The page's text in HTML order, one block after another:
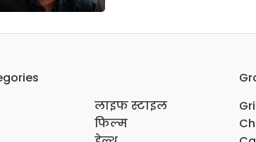
लाइफ स्टाइल
फिल्म